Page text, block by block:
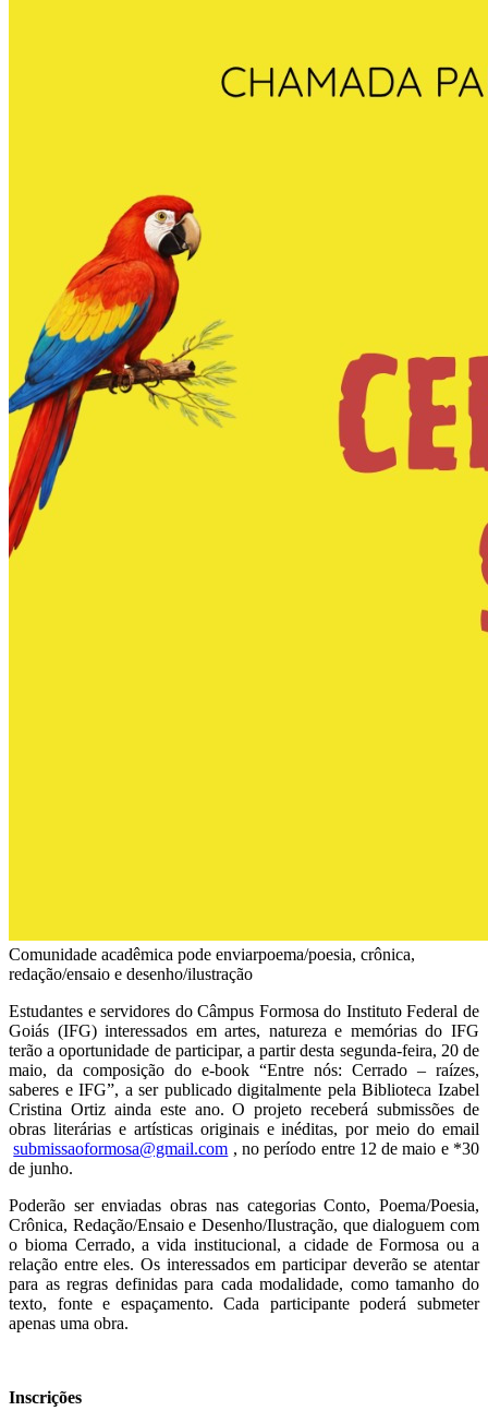
Comunidade acadêmica pode enviarpoema/poesia, crônica,
redação/ensaio e desenho/ilustração
Estudantes e servidores do Câmpus Formosa do Instituto Federal de
Goiás (IFG) interessados em artes, natureza e memórias do IFG
terão a oportunidade de participar, a partir desta segunda-feira, 20 de
maio, da composição do e-book “Entre nós: Cerrado – raízes,
saberes e IFG”, a ser publicado digitalmente pela Biblioteca Izabel
Cristina Ortiz ainda este ano. O projeto receberá submissões de
obras literárias e artísticas originais e inéditas, por meio do email
submissaoformosa@gmail.com , no período entre 12 de maio e *30
de junho.
Poderão ser enviadas obras nas categorias Conto, Poema/Poesia,
Crônica, Redação/Ensaio e Desenho/Ilustração, que dialoguem com
o bioma Cerrado, a vida institucional, a cidade de Formosa ou a
relação entre eles. Os interessados em participar deverão se atentar
para as regras definidas para cada modalidade, como tamanho do
texto, fonte e espaçamento. Cada participante poderá submeter
apenas uma obra.
Inscrições